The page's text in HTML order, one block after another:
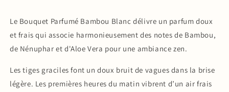
Le Bouquet Parfumé Bambou Blanc délivre un parfum doux
et frais qui associe harmonieusement des notes de Bambou,
de Nénuphar et d'Aloe Vera pour une ambiance zen.
Les tiges graciles font un doux bruit de vagues dans la brise
légère. Les premières heures du matin vibrent d’un air frais